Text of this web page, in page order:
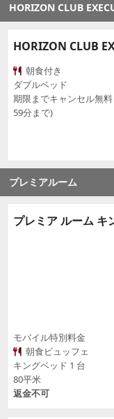
HORIZON CLUB
HORIZON CLUB
朝食付き
ダブルベッド
期限までキャンセル無
59分まで)
プレミアルーム
プレミア ルーム
モバイル特別料金
朝食ビュッフェ
キングベッド 1 台
80平米
返金不可